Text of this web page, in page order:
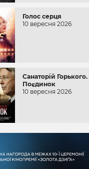
Голос серця
10 вересня 2026
Санаторій Горького.
Поєдинок
10 вересня 2026